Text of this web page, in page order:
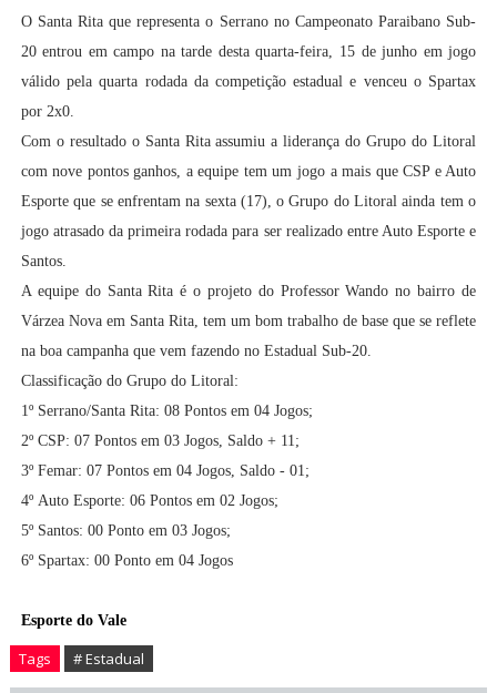
O Santa Rita que representa o Serrano no Campeonato Paraibano Sub-
20 entrou em campo na tarde desta quarta-feira, 15 de junho em jogo
válido pela quarta rodada da competição estadual e venceu o Spartax
por 2x0.
Com o resultado o Santa Rita assumiu a liderança do Grupo do Litoral
com nove pontos ganhos, a equipe tem um jogo a mais que CSP e Auto
Esporte que se enfrentam na sexta (17), o Grupo do Litoral ainda tem o
jogo atrasado da primeira rodada para ser realizado entre Auto Esporte e
Santos.
A equipe do Santa Rita é o projeto do Professor Wando no bairro de
Várzea Nova em Santa Rita, tem um bom trabalho de base que se reflete
na boa campanha que vem fazendo no Estadual Sub-20.
Classificação do Grupo do Litoral:
1º Serrano/Santa Rita: 08 Pontos em 04 Jogos;
2º CSP: 07 Pontos em 03 Jogos, Saldo + 11;
3º Femar: 07 Pontos em 04 Jogos, Saldo - 01;
4º Auto Esporte: 06 Pontos em 02 Jogos;
5º Santos: 00 Ponto em 03 Jogos;
6º Spartax: 00 Ponto em 04 Jogos
Esporte do Vale
Tags # Estadual